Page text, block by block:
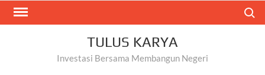
Skip
TULUS KARYA
Investasi Bersama Membangun Negeri